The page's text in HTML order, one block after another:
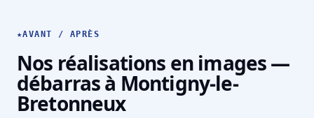
★AVANT / APRÈS
Nos réalisations en images —
débarras à Montigny-le-
Bretonneux